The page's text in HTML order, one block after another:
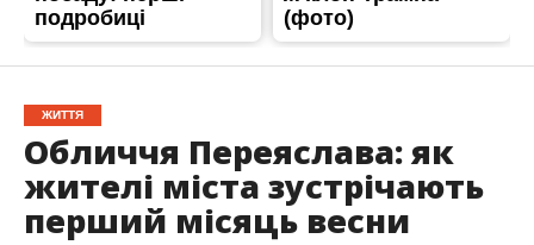
ЖИТТЯ
Обличчя Переяслава: як
жителі міста зустрічають
перший місяць весни